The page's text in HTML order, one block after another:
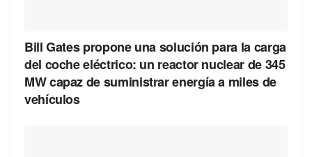
Bill Gates propone una solución para la carga
del coche eléctrico: un reactor nuclear de 345
MW capaz de suministrar energía a miles de
vehículos